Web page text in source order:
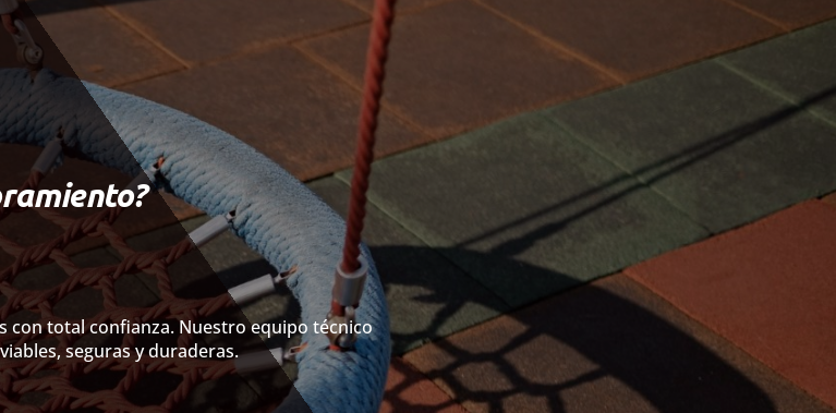
con total confianza. Nuestro equipo técnico
seguras y duraderas.